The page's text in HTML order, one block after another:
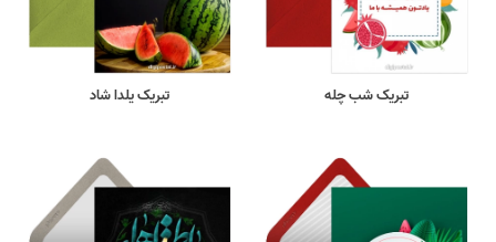
تبریک شب چله تبریک یلدا شاد